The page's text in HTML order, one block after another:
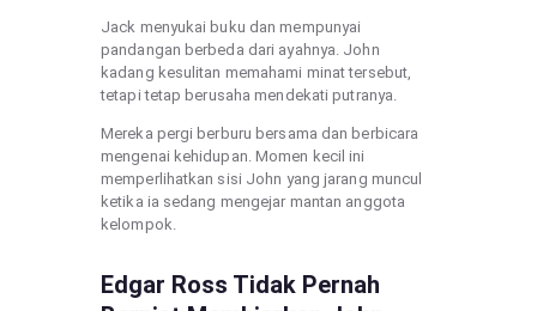
Jack menyukai buku dan mempunyai
pandangan berbeda dari ayahnya. John
kadang kesulitan memahami minat tersebut,
tetapi tetap berusaha mendekati putranya.
Mereka pergi berburu bersama dan berbicara
mengenai kehidupan. Momen kecil ini
memperlihatkan sisi John yang jarang muncul
ketika ia sedang mengejar mantan anggota
kelompok.
Edgar Ross Tidak Pernah